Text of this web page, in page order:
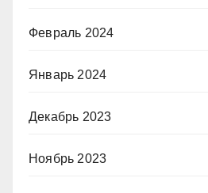
Февраль 2024
Январь 2024
Декабрь 2023
Ноябрь 2023